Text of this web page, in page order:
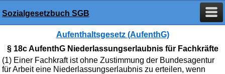
Sozialgesetzbuch SGB
Aufenthaltsgesetz (AufenthG)
§ 18c AufenthG Niederlassungserlaubnis für Fachkräfte
(1) Einer Fachkraft ist ohne Zustimmung der Bundesagentur
für Arbeit eine Niederlassungserlaubnis zu erteilen, wenn